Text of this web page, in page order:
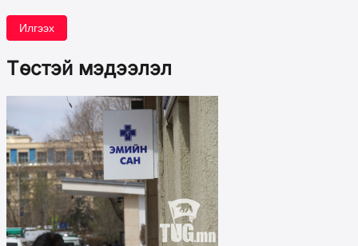
Илгээх
Төстэй мэдээлэл